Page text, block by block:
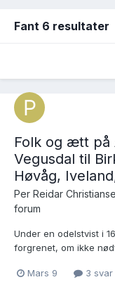
Fant 6 resultater
Folk og ætt på
Vegusdal til
Høvåg,
Per Reidar
forum
Under en odelstvist i
forgrenet, om ikke
ødegårdene Kjælevatn
Mars 9 3 svar